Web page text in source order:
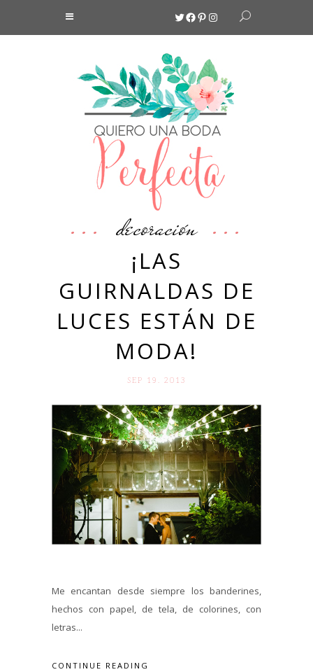
Twitter
Facebook
Pinterest
Instagram
decoración
¡LAS
GUIRNALDAS DE
LUCES ESTÁN DE
MODA!
SEP 19. 2013
Me encantan desde siempre los banderines,
hechos con papel, de tela, de colorines, con
letras...
CONTINUE READING